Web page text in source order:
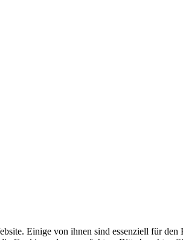
Einige von ihnen sind essenziell für